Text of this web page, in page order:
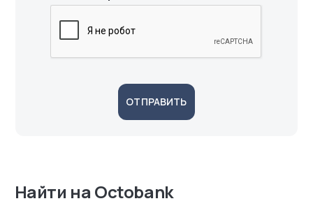
ОТПРАВИТЬ
Найти на Octobank